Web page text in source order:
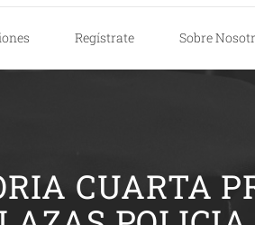
Regístrate Sobre
CUARTA